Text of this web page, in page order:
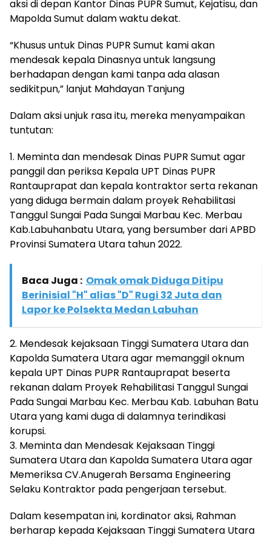
aksi di depan Kantor Dinas PUPR Sumut, Kejatisu, dan
Mapolda Sumut dalam waktu dekat.
“Khusus untuk Dinas PUPR Sumut kami akan
mendesak kepala Dinasnya untuk langsung
berhadapan dengan kami tanpa ada alasan
sedikitpun,” lanjut Mahdayan Tanjung
Dalam aksi unjuk rasa itu, mereka menyampaikan
tuntutan:
1. Meminta dan mendesak Dinas PUPR Sumut agar
panggil dan periksa Kepala UPT Dinas PUPR
Rantauprapat dan kepala kontraktor serta rekanan
yang diduga bermain dalam proyek Rehabilitasi
Tanggul Sungai Pada Sungai Marbau Kec. Merbau
Kab.Labuhanbatu Utara, yang bersumber dari APBD
Provinsi Sumatera Utara tahun 2022.
Baca Juga : Omak omak Diduga Ditipu
Berinisial "H" alias "D" Rugi 32 Juta dan
Lapor ke Polsekta Medan Labuhan
2. Mendesak kejaksaan Tinggi Sumatera Utara dan
Kapolda Sumatera Utara agar memanggil oknum
kepala UPT Dinas PUPR Rantauprapat beserta
rekanan dalam Proyek Rehabilitasi Tanggul Sungai
Pada Sungai Marbau Kec. Merbau Kab. Labuhan Batu
Utara yang kami duga di dalamnya terindikasi
korupsi.
3. Meminta dan Mendesak Kejaksaan Tinggi
Sumatera Utara dan Kapolda Sumatera Utara agar
Memeriksa CV.Anugerah Bersama Engineering
Selaku Kontraktor pada pengerjaan tersebut.
Dalam kesempatan ini, kordinator aksi, Rahman
berharap kepada Kejaksaan Tinggi Sumatera Utara